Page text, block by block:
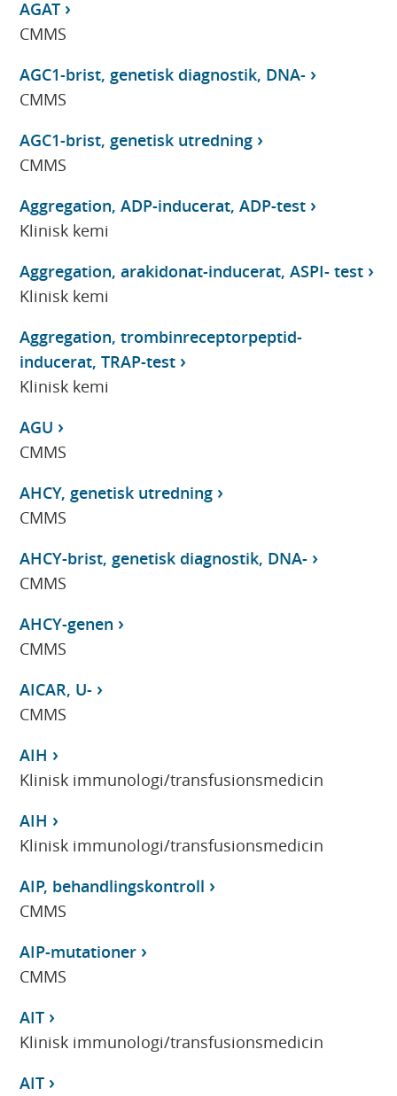
AGAT
CMMS
AGC1-brist, genetisk diagnostik, DNA-
CMMS
AGC1-brist, genetisk utredning
CMMS
Aggregation, ADP-inducerat, ADP-test
Klinisk kemi
Aggregation, arakidonat-inducerat, ASPI- test
Klinisk kemi
Aggregation, trombinreceptorpeptid-
inducerat, TRAP-test
Klinisk kemi
AGU
CMMS
AHCY, genetisk utredning
CMMS
AHCY-brist, genetisk diagnostik, DNA-
CMMS
AHCY-genen
CMMS
AICAR, U-
CMMS
AIH
Klinisk immunologi/transfusionsmedicin
AIH
Klinisk immunologi/transfusionsmedicin
AIP, behandlingskontroll
CMMS
AIP-mutationer
CMMS
AIT
Klinisk immunologi/transfusionsmedicin
AIT